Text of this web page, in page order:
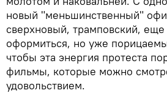
новый "меньшинственный"
сверхновый, трамповский,
оформиться, но уже
чтобы эта энергия протеста
фильмы, которые можно
удовольствием.